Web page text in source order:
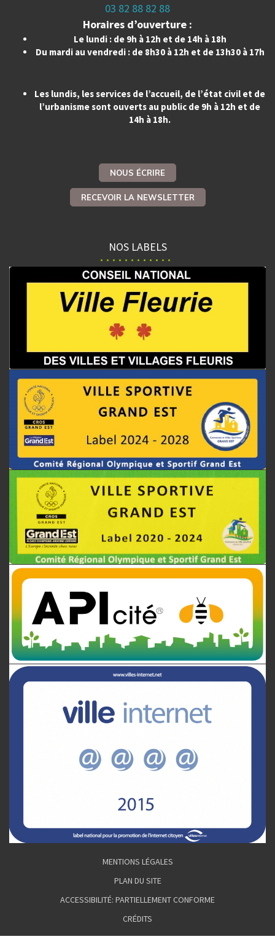
03 82 88 82 88
Horaires d’ouverture :
Le lundi : de 9h à 12h et de 14h à 18h
Du mardi au vendredi : de 8h30 à 12h et de 13h30 à 17h
Les lundis, les services de l’accueil, de l’état civil et de
l’urbanisme sont ouverts au public de 9h à 12h et de
14h à 18h.
NOUS ÉCRIRE
RECEVOIR LA NEWSLETTER
NOS LABELS
MENTIONS LÉGALES
PLAN DU SITE
ACCESSIBILITÉ: PARTIELLEMENT CONFORME
CRÉDITS